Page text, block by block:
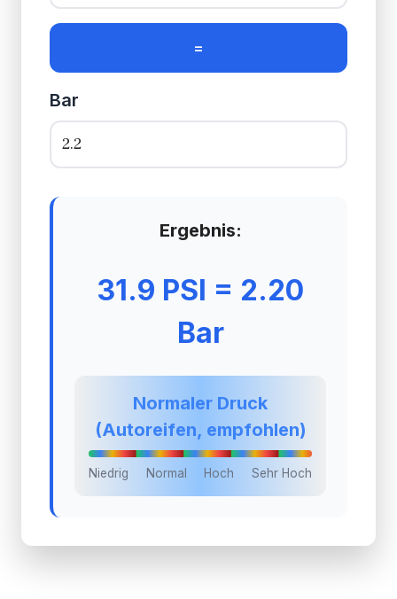
=
Bar
Ergebnis:
31.9 PSI = 2.20
Bar
Normaler Druck
(Autoreifen, empfohlen)
Niedrig Normal Hoch Sehr Hoch